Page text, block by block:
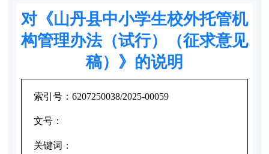
对《山丹县中小学生校外托管机
构管理办法（试行）（征求意见
稿）》的说明
索引号： 6207250038/2025-00059
文号：
关键词：